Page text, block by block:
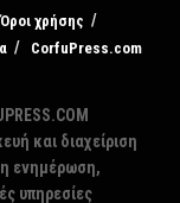
Όροι χρήσης
CorfuPress.com
και διαχείριση
ενημέρωση,
υπηρεσίες